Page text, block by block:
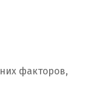
факторов,